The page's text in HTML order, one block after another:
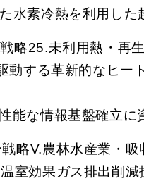
水素冷熱を利用した
略25.未利用熱・再
動する革新的なヒ
能な情報基盤確立
略V.農林水産業・
室効果ガス排出削減